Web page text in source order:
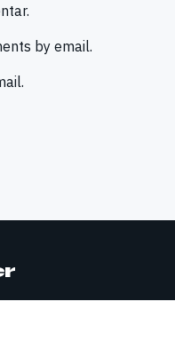
by email.